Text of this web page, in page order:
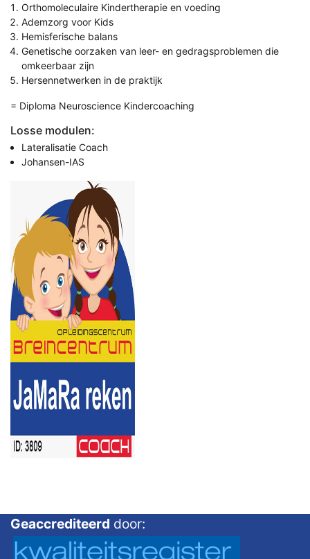
Orthomoleculaire Kindertherapie en voeding
Ademzorg voor Kids
Hemisferische balans
Genetische oorzaken van leer- en gedragsproblemen die
omkeerbaar zijn
Hersennetwerken in de praktijk
= Diploma Neuroscience Kindercoaching
Losse modulen:
Lateralisatie Coach
Johansen-IAS
Geaccrediteerd door: